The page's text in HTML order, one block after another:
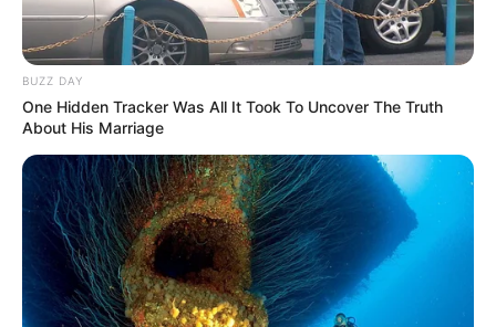
CHICÓ
Hallan cuerpo dentro de
Chicó: autoridades
INVESTIGACIÓN ASESINATO
Hombre habría asesinado,
incinerado y enterrado a
sus suegros en Bolívar
porque la pareja lo dejó
BUZZ DAY
One Hidden Tracker Was All It Took To Uncover The Truth
About His Marriage